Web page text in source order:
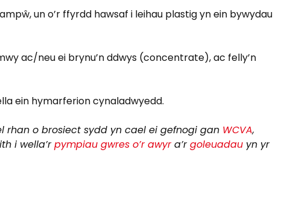
un o’r ffyrdd hawsaf i leihau plastig yn ein bywydau
ac/neu ei brynu’n ddwys (concentrate), ac felly’n
ein hymarferion cynaladwyedd.
rhan o brosiect sydd yn cael ei gefnogi gan WCVA,
i wella’rpympiau gwres o’r awyra’rgoleuadau yn yr